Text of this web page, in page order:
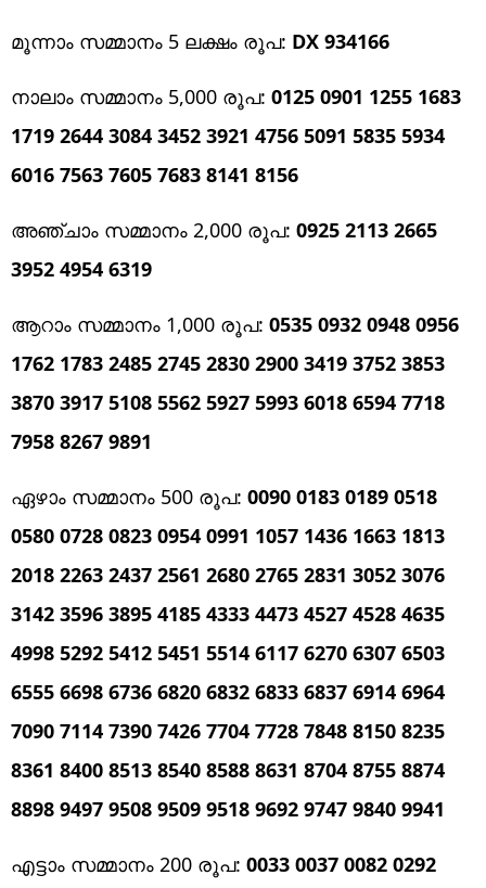
മൂന്നാം സമ്മാനം 5 ലക്ഷം രൂപ: DX 934166
നാലാം സമ്മാനം 5,000 രൂപ: 0125 0901 1255 1683
1719 2644 3084 3452 3921 4756 5091 5835 5934
6016 7563 7605 7683 8141 8156
അഞ്ചാം സമ്മാനം 2,000 രൂപ: 0925 2113 2665
3952 4954 6319
ആറാം സമ്മാനം 1,000 രൂപ: 0535 0932 0948 0956
1762 1783 2485 2745 2830 2900 3419 3752 3853
3870 3917 5108 5562 5927 5993 6018 6594 7718
7958 8267 9891
ഏഴാം സമ്മാനം 500 രൂപ: 0090 0183 0189 0518
0580 0728 0823 0954 0991 1057 1436 1663 1813
2018 2263 2437 2561 2680 2765 2831 3052 3076
3142 3596 3895 4185 4333 4473 4527 4528 4635
4998 5292 5412 5451 5514 6117 6270 6307 6503
6555 6698 6736 6820 6832 6833 6837 6914 6964
7090 7114 7390 7426 7704 7728 7848 8150 8235
8361 8400 8513 8540 8588 8631 8704 8755 8874
8898 9497 9508 9509 9518 9692 9747 9840 9941
എട്ടാം സമ്മാനം 200 രൂപ: 0033 0037 0082 0292